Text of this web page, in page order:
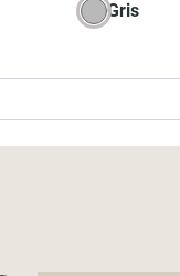
Gris